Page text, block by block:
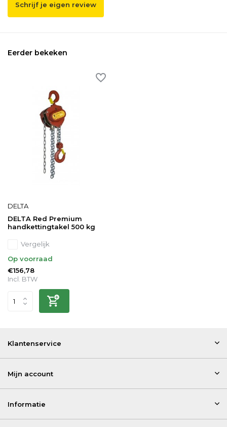
Schrijf je eigen review
Eerder bekeken
DELTA
DELTA Red Premium
handkettingtakel 500 kg
Vergelijk
Op voorraad
€156,78
Incl. BTW
Klantenservice
Mijn account
Informatie